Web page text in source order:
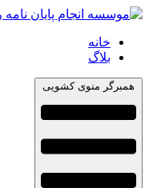
خانه
بلاگ
همبرگر منوی کشویی